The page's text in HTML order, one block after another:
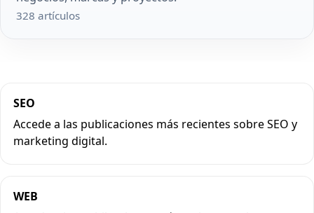
328 artículos
SEO
Accede a las publicaciones más recientes sobre SEO y
marketing digital.
WEB